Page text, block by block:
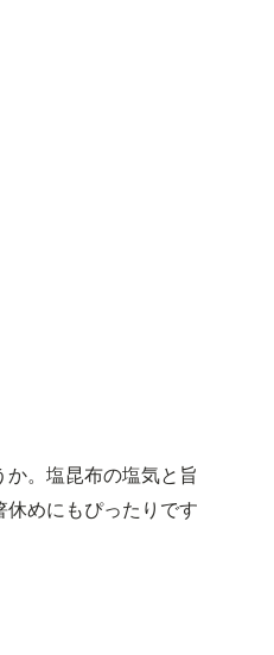
。塩昆布の塩気と旨
めにもぴったりです